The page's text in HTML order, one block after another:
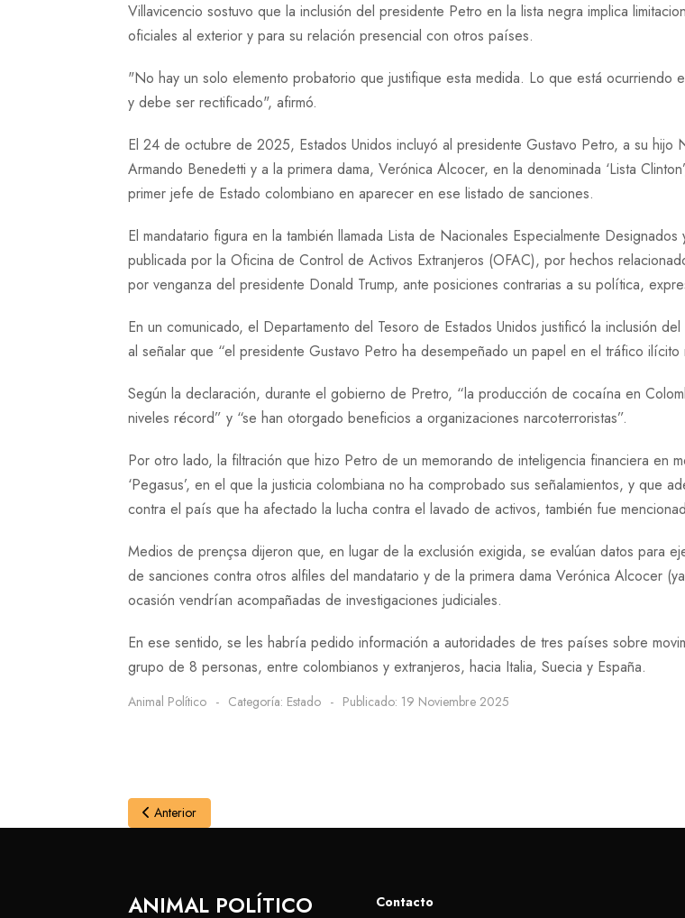
Villavicencio sostuvo que la inclusión del presidente Petro en la lista negra implica
oficiales al exterior y para su relación presencial con otros países.
"No hay un solo elemento probatorio que justifique esta medida. Lo que está ocurriendo
y debe ser rectificado", afirmó.
El 24 de octubre de 2025, Estados Unidos incluyó al presidente Gustavo Petro, a su hijo
Armando Benedetti y a la primera dama, Verónica Alcocer, en la denominada ‘Lista
primer jefe de Estado colombiano en aparecer en ese listado de sanciones.
El mandatario figura en la también llamada Lista de Nacionales Especialmente
publicada por la Oficina de Control de Activos Extranjeros (OFAC), por hechos
por venganza del presidente Donald Trump, ante posiciones contrarias a su política,
En un comunicado, el Departamento del Tesoro de Estados Unidos justificó la inclusión
al señalar que “el presidente Gustavo Petro ha desempeñado un papel en el tráfico ilícito
Según la declaración, durante el gobierno de Pretro, “la producción de cocaína en
niveles récord” y “se han otorgado beneficios a organizaciones narcoterroristas”.
Por otro lado, la filtración que hizo Petro de un memorando de inteligencia financiera en
‘Pegasus’, en el que la justicia colombiana no ha comprobado sus señalamientos, y que
contra el país que ha afectado la lucha contra el lavado de activos, también fue
Medios de prençsa dijeron que, en lugar de la exclusión exigida, se evalúan datos para
de sanciones contra otros alfiles del mandatario y de la primera dama Verónica Alcocer
ocasión vendrían acompañadas de investigaciones judiciales.
En ese sentido, se les habría pedido información a autoridades de tres países sobre
grupo de 8 personas, entre colombianos y extranjeros, hacia Italia, Suecia y España.
Animal Político Categoría: Estado Publicado: 19 Noviembre 2025
Anterior
ANIMAL POLÍTICO Contacto